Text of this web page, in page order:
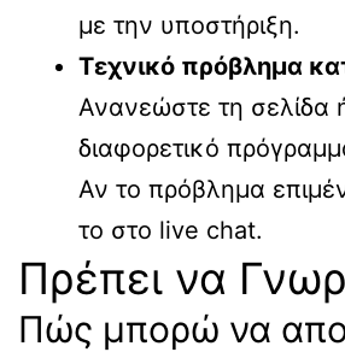
με την υποστήριξη.
Τεχνικό πρόβλημα
Ανανεώστε τη σελίδα
διαφορετικό
Αν το πρόβλημα
το στο live chat.
Πρέπει να
Πώς μπορώ να